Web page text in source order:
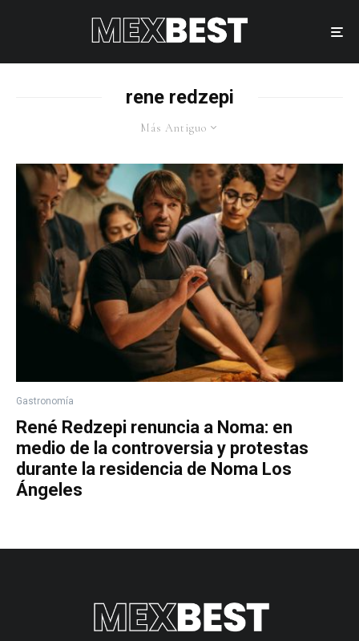
rene redzepi
Más Antiguo
Gastronomía
René Redzepi renuncia a Noma: en
medio de la controversia y protestas
durante la residencia de Noma Los
Ángeles